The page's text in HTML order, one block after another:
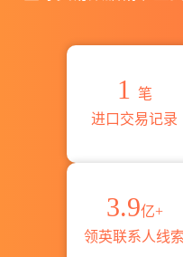
1
笔
进口交易记录
3.9亿+
领英联系人线索